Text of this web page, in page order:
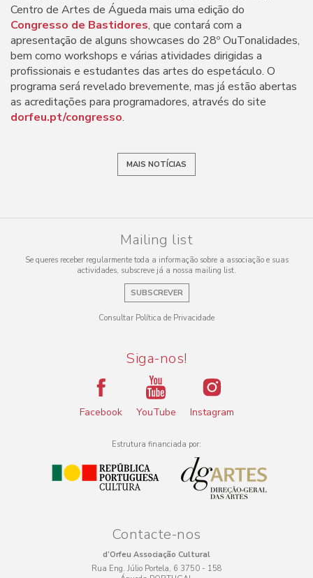
Centro de Artes de Águeda mais uma edição do
Congresso de Bastidores, que contará com a
apresentação de alguns showcases do 28º OuTonalidades,
bem como workshops e várias atividades dirigidas a
profissionais e estudantes das artes do espetáculo. O
programa será revelado brevemente, mas já estão abertas
as acreditações para programadores, através do site
dorfeu.pt/congresso.
MAIS NOTÍCIAS
Mailing list
Se queres receber regularmente toda a informação sobre a associação e suas
actividades, subscreve já a nossa mailing list.
SUBSCREVER
Consultar Política de Privacidade
Siga-nos!
Facebook YouTube Instagram
Estrutura financiada por:
Contacte-nos
d’Orfeu Associação Cultural
Rua Eng. Júlio Portela, 6 3750 - 158